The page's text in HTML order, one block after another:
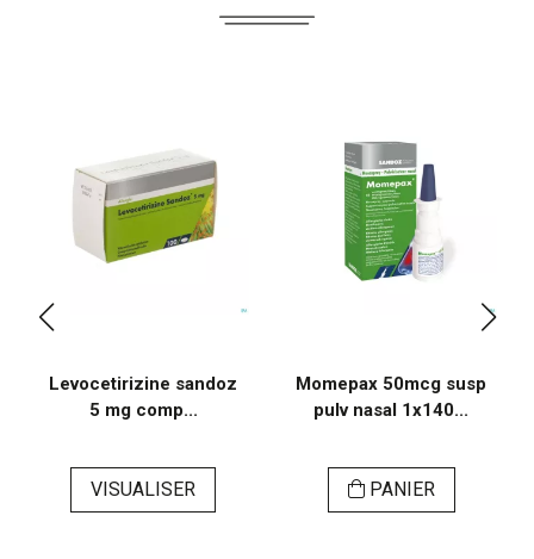
Levocetirizine sandoz
5 mg comp...
VISUALISER
Momepax 50mcg susp
pulv nasal 1x140...
PANIER